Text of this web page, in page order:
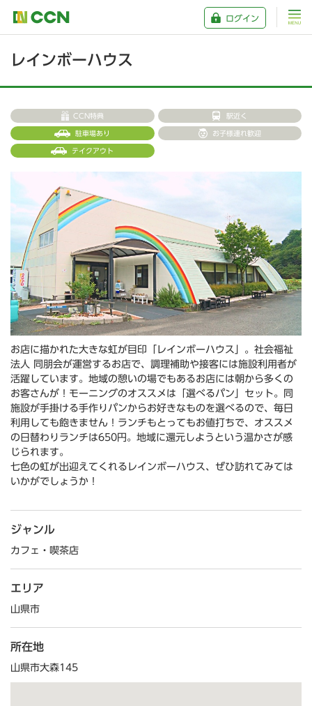
ログイン
レインボーハウス
CCN特典 駅近く
駐車場あり お子様連れ歓迎
テイクアウト
お店に描かれた大きな虹が目印「レインボーハウス」。社会福祉
法人 同朋会が運営するお店で、調理補助や接客には施設利用者が
活躍しています。地域の憩いの場でもあるお店には朝から多くの
お客さんが！モーニングのオススメは「選べるパン」セット。同
施設が手掛ける手作りパンからお好きなものを選べるので、毎日
利用しても飽きません！ランチもとってもお値打ちで、オススメ
の日替わりランチは650円。地域に還元しようという温かさが感
じられます。
七色の虹が出迎えてくれるレインボーハウス、ぜひ訪れてみては
いかがでしょうか！
ジャンル
カフェ・喫茶店
エリア
山県市
所在地
山県市大森145